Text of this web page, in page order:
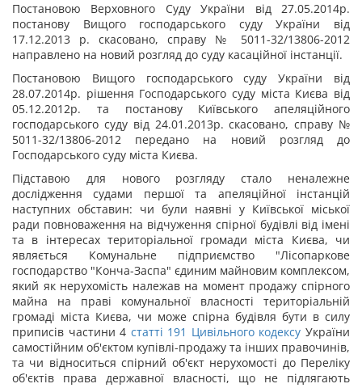
Постановою Верховного Суду України від 27.05.2014р.
постанову Вищого господарського суду України від
17.12.2013 р. скасовано, справу № 5011-32/13806-2012
направлено на новий розгляд до суду касаційної інстанції.
Постановою Вищого господарського суду України від
28.07.2014р. рішення Господарського суду міста Києва від
05.12.2012р. та постанову Київського апеляційного
господарського суду від 24.01.2013р. скасовано, справу №
5011-32/13806-2012 передано на новий розгляд до
Господарського суду міста Києва.
Підставою для нового розгляду стало неналежне
дослідження судами першої та апеляційної інстанцій
наступних обставин: чи були наявні у Київської міської
ради повноваження на відчуження спірної будівлі від імені
та в інтересах територіальної громади міста Києва, чи
являється Комунальне підприємство "Лісопаркове
господарство "Конча-Заспа" єдиним майновим комплексом,
який як нерухомість належав на момент продажу спірного
майна на праві комунальної власності територіальній
громаді міста Києва, чи може спірна будівля бути в силу
приписів частини 4 статті 191 Цивільного кодексу України
самостійним об'єктом купівлі-продажу та інших правочинів,
та чи відноситься спірний об'єкт нерухомості до Переліку
об'єктів права державної власності, що не підлягають